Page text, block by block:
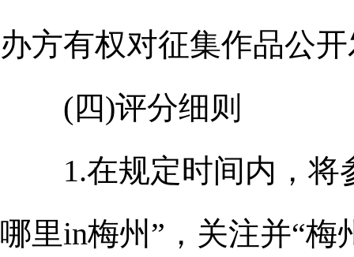
办方有权对征集作品公
(四)评分细则
1.在规定时间内，将
哪里in梅州”，关注并“